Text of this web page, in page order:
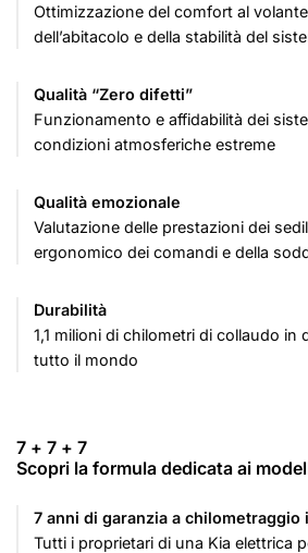
Ottimizzazione del comfort al
dell’abitacolo e della stabilità del
Qualità “Zero difetti”
Funzionamento e affidabilità dei
condizioni atmosferiche estreme
Qualità emozionale
Valutazione delle prestazioni dei
ergonomico dei comandi e della
Durabilità
1,1 milioni di chilometri di collaudo in
tutto il mondo
7 + 7 + 7
Scopri la formula dedicata ai
7 anni di garanzia a chilometraggio
Tutti i proprietari di una Kia elettrica